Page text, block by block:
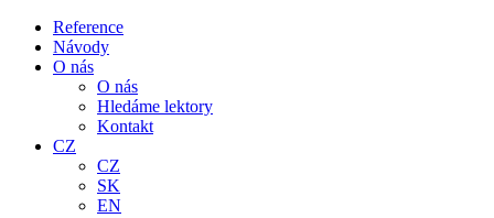
Reference
Návody
O nás
O nás
Hledáme lektory
Kontakt
CZ
CZ
SK
EN